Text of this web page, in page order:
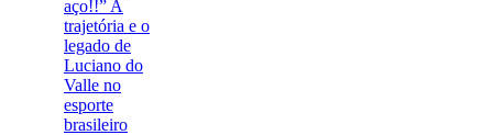
aço!!” A
trajetória e o
legado de
Luciano do
Valle no
esporte
brasileiro